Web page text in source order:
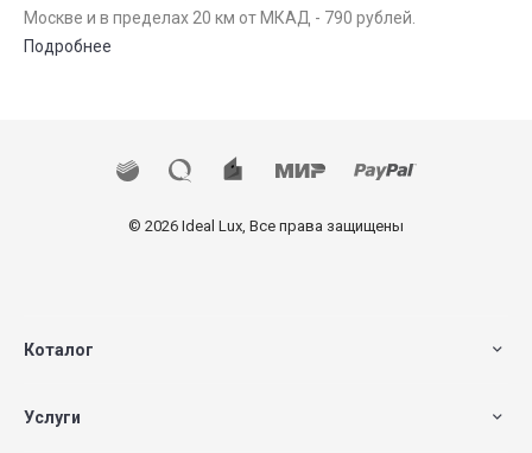
Москве и в пределах 20 км от МКАД - 790 рублей.
Подробнее
© 2026 Ideal Lux, Все права защищены
Коталог
Услуги